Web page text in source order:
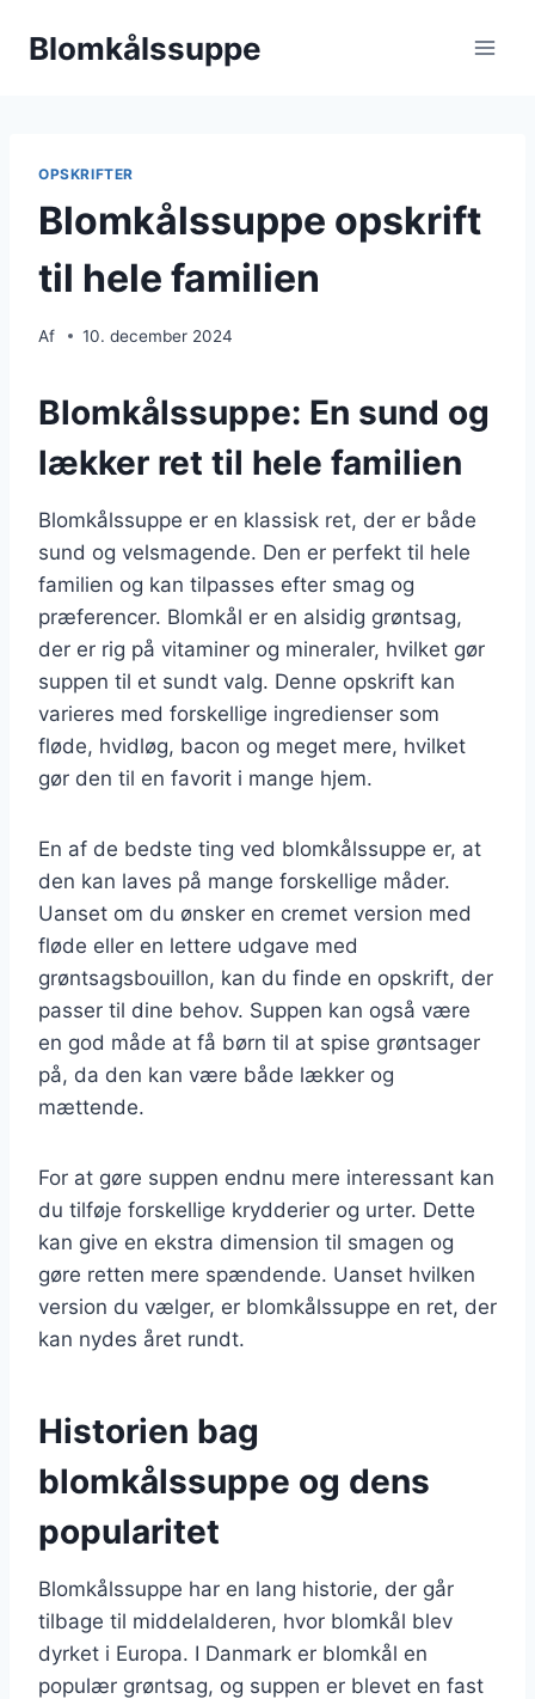
Blomkålssuppe
OPSKRIFTER
Blomkålssuppe opskrift
til hele familien
Af 10. december 2024
Blomkålssuppe: En sund og
lækker ret til hele familien
Blomkålssuppe er en klassisk ret, der er både
sund og velsmagende. Den er perfekt til hele
familien og kan tilpasses efter smag og
præferencer. Blomkål er en alsidig grøntsag,
der er rig på vitaminer og mineraler, hvilket gør
suppen til et sundt valg. Denne opskrift kan
varieres med forskellige ingredienser som
fløde, hvidløg, bacon og meget mere, hvilket
gør den til en favorit i mange hjem.
En af de bedste ting ved blomkålssuppe er, at
den kan laves på mange forskellige måder.
Uanset om du ønsker en cremet version med
fløde eller en lettere udgave med
grøntsagsbouillon, kan du finde en opskrift, der
passer til dine behov. Suppen kan også være
en god måde at få børn til at spise grøntsager
på, da den kan være både lækker og
mættende.
For at gøre suppen endnu mere interessant kan
du tilføje forskellige krydderier og urter. Dette
kan give en ekstra dimension til smagen og
gøre retten mere spændende. Uanset hvilken
version du vælger, er blomkålssuppe en ret, der
kan nydes året rundt.
Historien bag
blomkålssuppe og dens
popularitet
Blomkålssuppe har en lang historie, der går
tilbage til middelalderen, hvor blomkål blev
dyrket i Europa. I Danmark er blomkål en
populær grøntsag, og suppen er blevet en fast